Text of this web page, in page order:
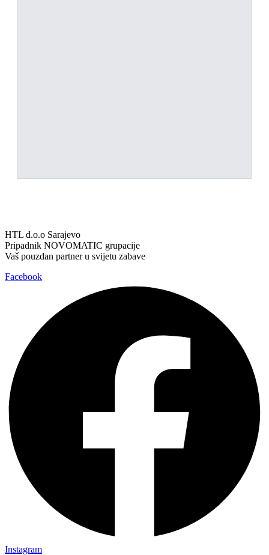
HTL d.o.o Sarajevo
Pripadnik NOVOMATIC grupacije
Vaš pouzdan partner u svijetu zabave
Facebook
Instagram